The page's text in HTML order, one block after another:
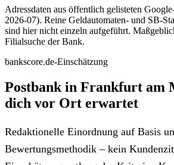
Adressdaten aus öffentlich gelisteten
2026-07). Reine Geldautomaten- und SB-
sind hier nicht einzeln aufgeführt.
Filialsuche der Bank.
bankscore.de-Einschätzung
Postbank in Frankfurt am
dich vor Ort erwartet
Redaktionelle Einordnung auf Basis
Bewertungsmethodik – kein